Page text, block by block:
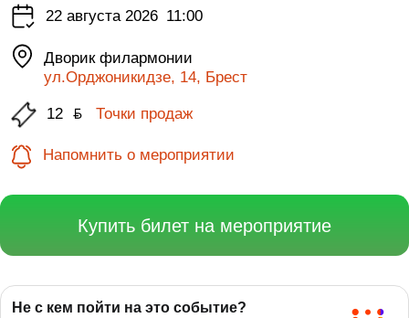
22 августа 2026 11:00
Дворик филармонии
ул.Орджоникидзе, 14, Брест
12 ƃ Точки продаж
Напомнить о мероприятии
Купить билет на мероприятие